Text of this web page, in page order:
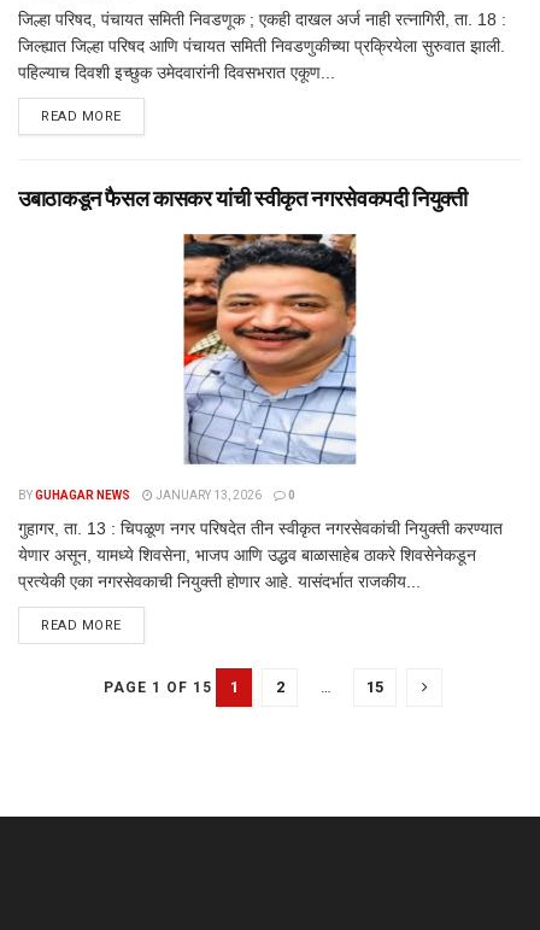
जिल्हा परिषद, पंचायत समिती निवडणूक ; एकही दाखल अर्ज नाही ​रत्नागिरी, ता. 18 :
जिल्ह्यात जिल्हा परिषद आणि पंचायत समिती निवडणुकीच्या प्रक्रियेला सुरुवात झाली.
पहिल्याच दिवशी इच्छुक उमेदवारांनी दिवसभरात एकूण...
READ MOREDETAILS
उबाठाकडून फैसल कासकर यांची स्वीकृत नगरसेवकपदी नियुक्ती
BYGUHAGAR NEWS JANUARY 13, 2026 0
गुहागर, ता. 13 : चिपळूण नगर परिषदेत तीन स्वीकृत नगरसेवकांची नियुक्ती करण्यात
येणार असून, यामध्ये शिवसेना, भाजप आणि उद्धव बाळासाहेब ठाकरे शिवसेनेकडून
प्रत्येकी एका नगरसेवकाची नियुक्ती होणार आहे. यासंदर्भात राजकीय...
READ MOREDETAILS
PAGE 1 OF 15 1 2 15